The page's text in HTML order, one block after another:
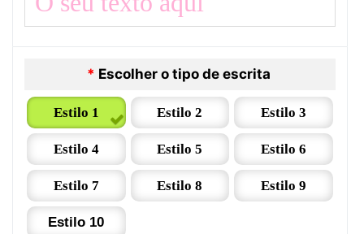
* Escolher o tipo de escrita
Estilo 1 Estilo 2 Estilo 3
Estilo 4 Estilo 5 Estilo 6
Estilo 7 Estilo 8 Estilo 9
Estilo 10